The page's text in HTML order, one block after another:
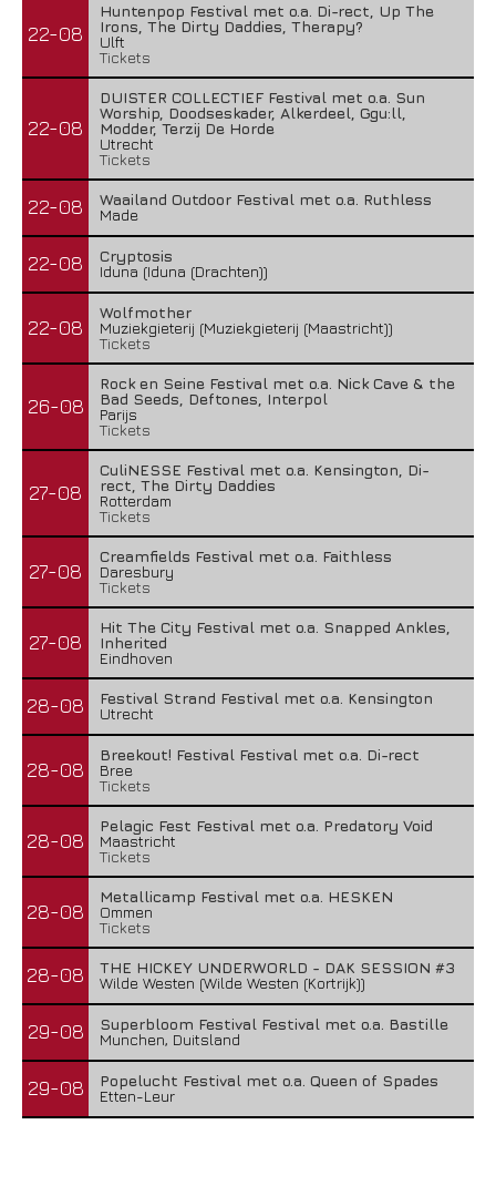
22-08
Huntenpop Festival met o.a. Di-rect, Up The
Irons, The Dirty Daddies, Therapy?
Ulft
Tickets
22-08
DUISTER COLLECTIEF Festival met o.a. Sun
Worship, Doodseskader, Alkerdeel, Ggu:ll,
Modder, Terzij De Horde
Utrecht
Tickets
22-08
Waailand Outdoor Festival met o.a. Ruthless
Made
22-08
Cryptosis
Iduna (Iduna (Drachten))
22-08
Wolfmother
Muziekgieterij (Muziekgieterij (Maastricht))
Tickets
26-08
Rock en Seine Festival met o.a. Nick Cave & the
Bad Seeds, Deftones, Interpol
Parijs
Tickets
27-08
CuliNESSE Festival met o.a. Kensington, Di-
rect, The Dirty Daddies
Rotterdam
Tickets
27-08
Creamfields Festival met o.a. Faithless
Daresbury
Tickets
27-08
Hit The City Festival met o.a. Snapped Ankles,
Inherited
Eindhoven
28-08
Festival Strand Festival met o.a. Kensington
Utrecht
28-08
Breekout! Festival Festival met o.a. Di-rect
Bree
Tickets
28-08
Pelagic Fest Festival met o.a. Predatory Void
Maastricht
Tickets
28-08
Metallicamp Festival met o.a. HESKEN
Ommen
Tickets
28-08
THE HICKEY UNDERWORLD - DAK SESSION #3
Wilde Westen (Wilde Westen (Kortrijk))
29-08
Superbloom Festival Festival met o.a. Bastille
Munchen, Duitsland
29-08
Popelucht Festival met o.a. Queen of Spades
Etten-Leur